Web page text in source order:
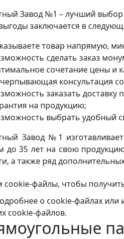
Завод №1 – лучший выбор
заключается в
товар напрямую,
сделать заказ
сочетание цены и
консультация
заказать доставку
на продукцию;
выбрать удобный
Завод №1
до 35 лет на свою
а также ряд
файлы, чтобы
о cookie-файлах или
cookie-файлов.